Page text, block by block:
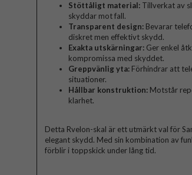
Stöttåligt material: Tillverkat av
skyddar mot fall.
Transparent design: Bevarar
diskret men effektivt skydd.
Exakta utskärningar: Ger enkel
kompromissa med skyddet.
Greppvänlig yta: Förhindrar att
situationer.
Hållbar konstruktion: Motstår
klarhet.
Detta Rvelon-skal är ett utmärkt val för
elegant skydd. Med sin kombination av
förblir i toppskick under lång tid.